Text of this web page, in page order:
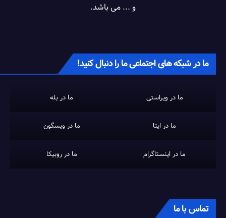
و ... می باشد.
ما در شبکه های اجتماعی ما را دنبال کنید!
ما در ویراستی ما در بله
ما در ایتا ما در ویسگون
ما در اینستاگرام ما در روبیکا
تماس با ما